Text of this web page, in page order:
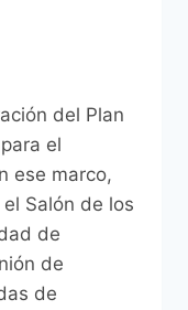
del Plan
el
ese marco,
Salón de los
de
de
de